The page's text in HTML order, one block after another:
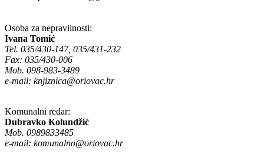
Osoba za nepravilnosti:
Ivana Tomić
Tel. 035/430-147, 035/431-232
Fax: 035/430-006
Mob. 098-983-3489
e-mail: knjiznica@oriovac.hr
Komunalni redar:
Dubravko Kolundžić
Mob. 0989833485
e-mail: komunalno@oriovac.hr